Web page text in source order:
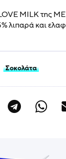
MILK της
λιπαρά και
Σοκολάτα